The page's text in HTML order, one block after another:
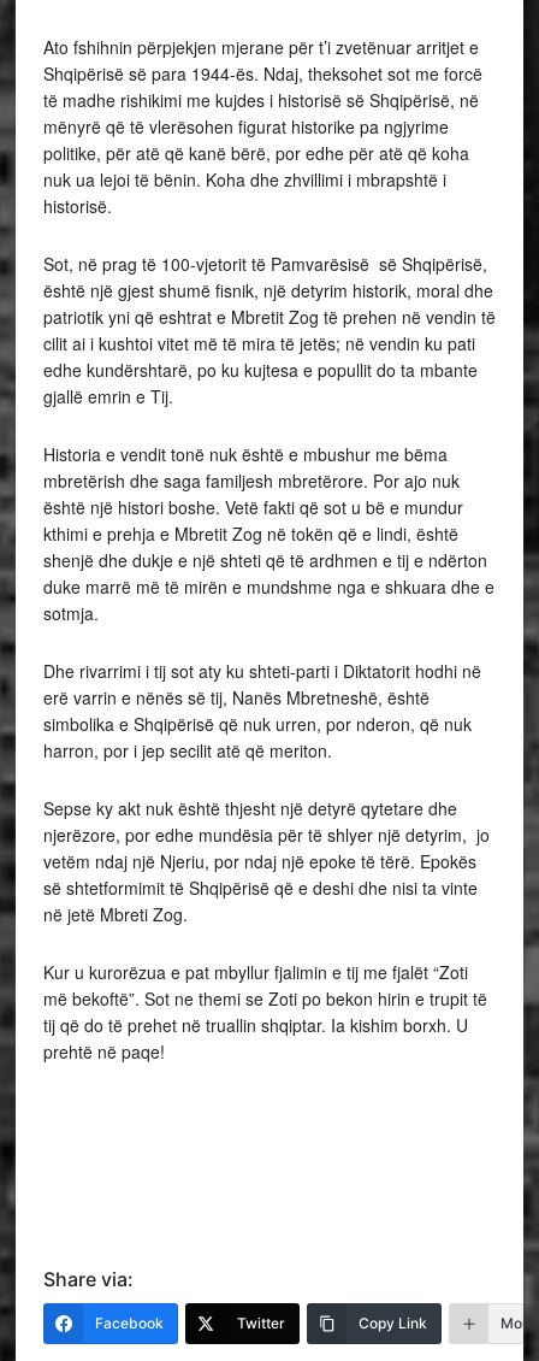
Ato fshihnin përpjekjen mjerane për t’i zvetënuar arritjet e
Shqipërisë së para 1944-ës. Ndaj, theksohet sot me forcë
të madhe rishikimi me kujdes i historisë së Shqipërisë, në
mënyrë që të vlerësohen figurat historike pa ngjyrime
politike, për atë që kanë bërë, por edhe për atë që koha
nuk ua lejoi të bënin. Koha dhe zhvillimi i mbrapshtë i
historisë.
Sot, në prag të 100-vjetorit të Pamvarësisë së Shqipërisë,
është një gjest shumë fisnik, një detyrim historik, moral dhe
patriotik yni që eshtrat e Mbretit Zog të prehen në vendin të
cilit ai i kushtoi vitet më të mira të jetës; në vendin ku pati
edhe kundërshtarë, po ku kujtesa e popullit do ta mbante
gjallë emrin e Tij.
Historia e vendit tonë nuk është e mbushur me bëma
mbretërish dhe saga familjesh mbretërore. Por ajo nuk
është një histori boshe. Vetë fakti që sot u bë e mundur
kthimi e prehja e Mbretit Zog në tokën që e lindi, është
shenjë dhe dukje e një shteti që të ardhmen e tij e ndërton
duke marrë më të mirën e mundshme nga e shkuara dhe e
sotmja.
Dhe rivarrimi i tij sot aty ku shteti-parti i Diktatorit hodhi në
erë varrin e nënës së tij, Nanës Mbretneshë, është
simbolika e Shqipërisë që nuk urren, por nderon, që nuk
harron, por i jep secilit atë që meriton.
Sepse ky akt nuk është thjesht një detyrë qytetare dhe
njerëzore, por edhe mundësia për të shlyer një detyrim, jo
vetëm ndaj një Njeriu, por ndaj një epoke të tërë. Epokës
së shtetformimit të Shqipërisë që e deshi dhe nisi ta vinte
në jetë Mbreti Zog.
Kur u kurorëzua e pat mbyllur fjalimin e tij me fjalët “Zoti
më bekoftë”. Sot ne themi se Zoti po bekon hirin e trupit të
tij që do të prehet në truallin shqiptar. Ia kishim borxh. U
prehtë në paqe!
Share via:
Facebook Twitter Copy Link More